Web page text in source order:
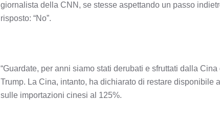
giornalista della CNN, se stesse aspettando un passo
risposto: “No”.
“Guardate, per anni siamo stati derubati e sfruttati dalla
Trump. La Cina, intanto, ha dichiarato di restare disponibile
sulle importazioni cinesi al 125%.